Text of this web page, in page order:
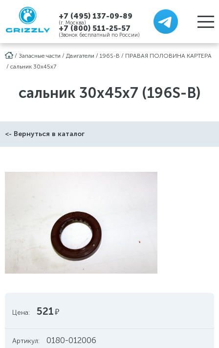
+7 (495) 137-09-89
(г. Москва)
+7 (800) 511-25-57
(Звонок бесплатный по России)
/ Запасные части / Двигатели / 196S-B / ПРАВАЯ ПОЛОВИНА КАРТЕРА
/ сальник 30х45х7
сальник 30х45х7 (196S-B)
<- Вернуться в каталог
Цена: 521руб.
Артикул: 0180-012006